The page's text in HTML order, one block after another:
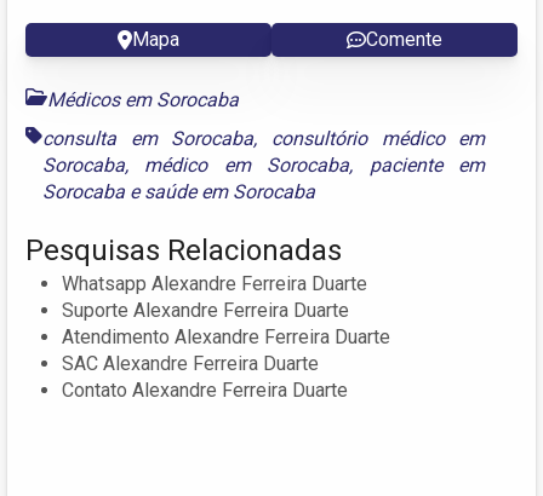
Mapa Comente
Médicos em Sorocaba
consulta em Sorocaba, consultório médico em
Sorocaba, médico em Sorocaba, paciente em
Sorocaba esaúde em Sorocaba
Pesquisas Relacionadas
Whatsapp Alexandre Ferreira Duarte
Suporte Alexandre Ferreira Duarte
Atendimento Alexandre Ferreira Duarte
SAC Alexandre Ferreira Duarte
Contato Alexandre Ferreira Duarte